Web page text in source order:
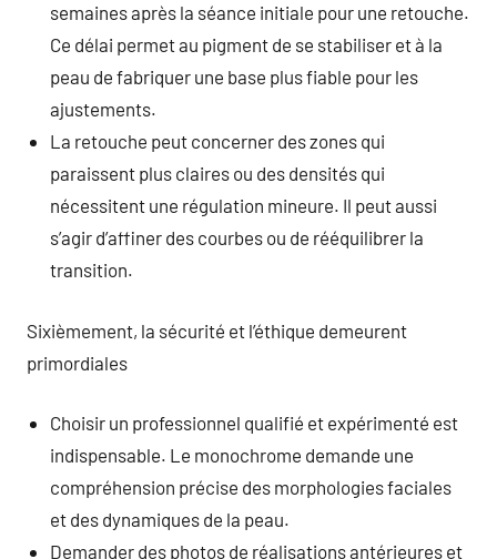
semaines après la séance initiale pour une retouche.
Ce délai permet au pigment de se stabiliser et à la
peau de fabriquer une base plus fiable pour les
ajustements.
La retouche peut concerner des zones qui
paraissent plus claires ou des densités qui
nécessitent une régulation mineure. Il peut aussi
s’agir d’affiner des courbes ou de rééquilibrer la
transition.
Sixièmement, la sécurité et l’éthique demeurent
primordiales
Choisir un professionnel qualifié et expérimenté est
indispensable. Le monochrome demande une
compréhension précise des morphologies faciales
et des dynamiques de la peau.
Demander des photos de réalisations antérieures et